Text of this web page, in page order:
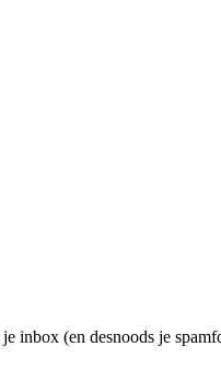
inbox (en desnoods je